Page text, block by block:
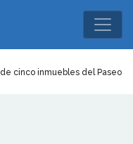
cinco inmuebles del Paseo